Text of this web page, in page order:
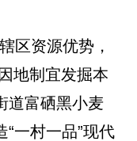
区资源优势，
地制宜发掘本
道富硒黑小麦
一村一品”现代